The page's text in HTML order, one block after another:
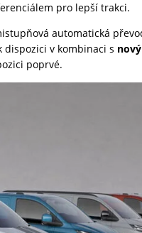
pro lepší trakci.
automatická
dispozici v kombinaci s
poprvé.